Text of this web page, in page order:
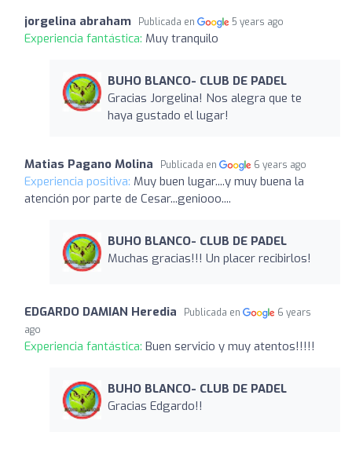
jorgelina abraham Publicada en 5 years ago
Experiencia fantástica: Muy tranquilo
BUHO BLANCO- CLUB DE PADEL
Gracias Jorgelina! Nos alegra que te
haya gustado el lugar!
Matias Pagano Molina Publicada en 6 years ago
Experiencia positiva: Muy buen lugar....y muy buena la
atención por parte de Cesar...geniooo....
BUHO BLANCO- CLUB DE PADEL
Muchas gracias!!! Un placer recibirlos!
EDGARDO DAMIAN Heredia Publicada en
6 years
ago
Experiencia fantástica: Buen servicio y muy atentos!!!!!
BUHO BLANCO- CLUB DE PADEL
Gracias Edgardo!!